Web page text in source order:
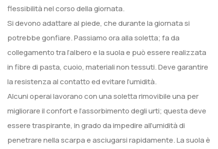
flessibilità nel corso della giornata.
Si devono adattare al piede, che durante la giornata si
potrebbe gonfiare. Passiamo ora alla soletta; fa da
collegamento tra l’albero e la suola e può essere realizzata
in fibre di pasta, cuoio, materiali non tessuti. Deve garantire
la resistenza al contatto ed evitare l’umidità.
Alcuni operai lavorano con una soletta rimovibile una per
migliorare il confort e l’assorbimento degli urti; questa deve
essere traspirante, in grado da impedire all’umidità di
penetrare nella scarpa e asciugarsi rapidamente. La suola è